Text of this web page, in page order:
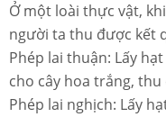
Ở một loài thực vật,
người ta thu được kết
Phép lai thuận: Lấy
cho cây hoa trắng, thu
Phép lai nghịch: Lấy